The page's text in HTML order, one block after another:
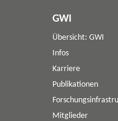
GWI
Übersicht: GWI
Infos
Karriere
Publikationen
Mitglieder